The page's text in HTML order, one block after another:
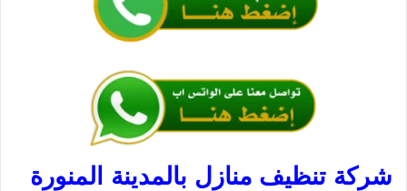
شركة تنظيف منازل بالمدينة المنورة